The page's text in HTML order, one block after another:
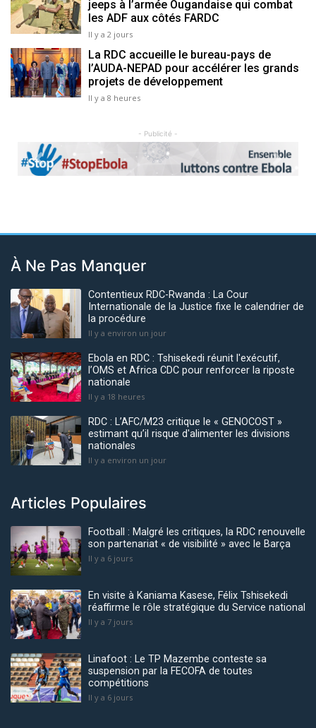
jeeps à l’armée Ougandaise qui combat
les ADF aux côtés FARDC
Il y a 2 jours
La RDC accueille le bureau-pays de
l’AUDA-NEPAD pour accélérer les grands
projets de développement
Il y a 8 heures
- Publicité -
Previous Next
À Ne Pas Manquer
Contentieux RDC-Rwanda : La Cour
Internationale de la Justice fixe le calendrier de
la procédure
Il y a environ un jour
Ebola en RDC : Tshisekedi réunit l'exécutif,
l’OMS et Africa CDC pour renforcer la riposte
nationale
Il y a 18 heures
RDC : L’AFC/M23 critique le « GENOCOST »
estimant qu’il risque d'alimenter les divisions
nationales
Il y a environ un jour
Articles Populaires
Football : Malgré les critiques, la RDC renouvelle
son partenariat « de visibilité » avec le Barça
Il y a 6 jours
En visite à Kaniama Kasese, Félix Tshisekedi
réaffirme le rôle stratégique du Service national
Il y a 7 jours
Linafoot : Le TP Mazembe conteste sa
suspension par la FECOFA de toutes
compétitions
Il y a 6 jours